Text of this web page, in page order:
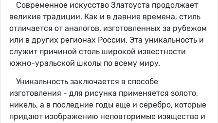
Современное искусство Златоуста продолжает
великие традиции. Как и в давние времена, стиль
отличается от аналогов, изготовленных за рубежом
или в других регионах России. Эта уникальность и
служит причиной столь широкой известности
южно-уральской школы по всему миру.
Уникальность заключается в способе
изготовления - для рисунка применяется золото,
никель, а в последние годы ещё и серебро, которые
придают изображению неповторимые изящество и